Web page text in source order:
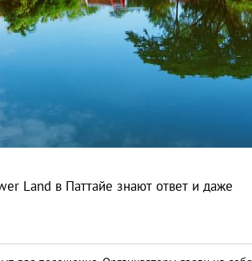
Land в Паттайе знают ответ и даже